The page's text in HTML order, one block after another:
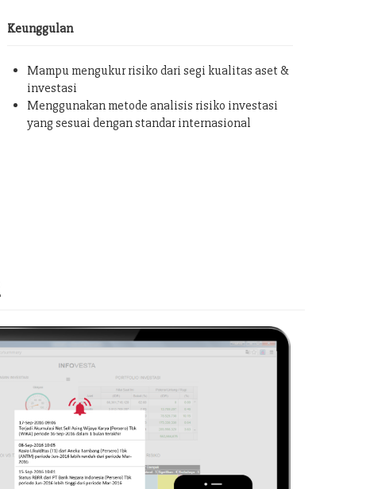
Keunggulan
Mampu mengukur risiko dari segi kualitas aset &
investasi
Menggunakan metode analisis risiko investasi
yang sesuai dengan standar internasional